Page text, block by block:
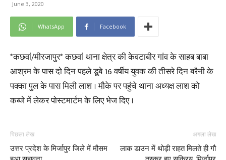
June 3, 2020
WhatsApp Facebook
*कछवां/मीरजापुर* कछवां थाना क्षेत्र की केवटाबीर गांव के साहब बाबा
आश्रम के पास दो दिन पहले डूबे 16 वर्षीय युवक की तीसरे दिन बरैनी के
पक्का पुल के पास मिली लाश । मौके पर पहुंचे थाना अध्यक्ष लाश को
कब्जे में लेकर पोस्टमार्टम के लिए भेज दिए ।
पिछला लेख
उत्तर प्रदेश के मिर्जापुर जिले में मौसम
अगला लेख
लाक डाउन में थोड़ी राहत मिलते ही गौ